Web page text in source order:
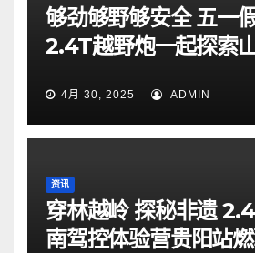
够劲够野够安全 五一
2.4T越野炮一起探索
4月 30, 2025 ADMIN
资讯
穿林越岭 探秘非遗
南驾控体验营贵阳站